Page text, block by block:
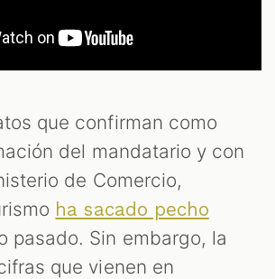
que confirman como
del mandatario y con
de Comercio,
ha sacado pecho
pasado. Sin embargo, la
que vienen en